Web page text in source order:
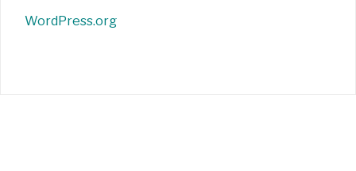
WordPress.org